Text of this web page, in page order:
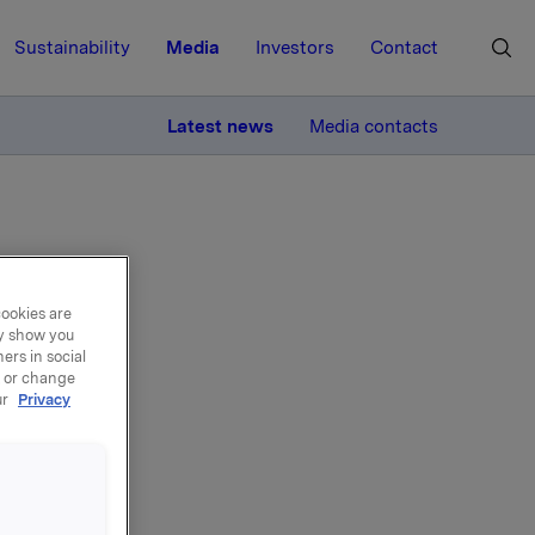
Sustainability Media Investors Contact
Latest news Media contacts
are
show you
in social
or change
Privacy